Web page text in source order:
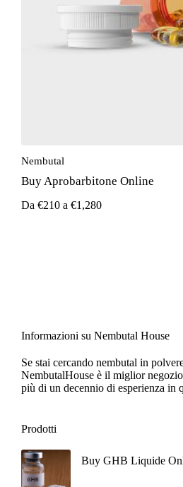
Nembutal
Buy Aprobarbitone Online
Da €210 a €1,280
Informazioni su Nembutal House
Se stai cercando nembutal in
NembutalHouse è il miglior
più di un decennio di esperienza in
Prodotti
Buy GHB Liquide